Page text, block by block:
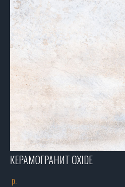
КЕРАМОГРАНИТ OXIDE
р.